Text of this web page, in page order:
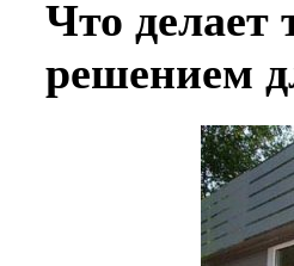
Что
решением